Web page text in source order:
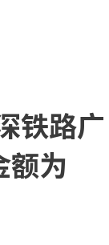
铁路广
额为